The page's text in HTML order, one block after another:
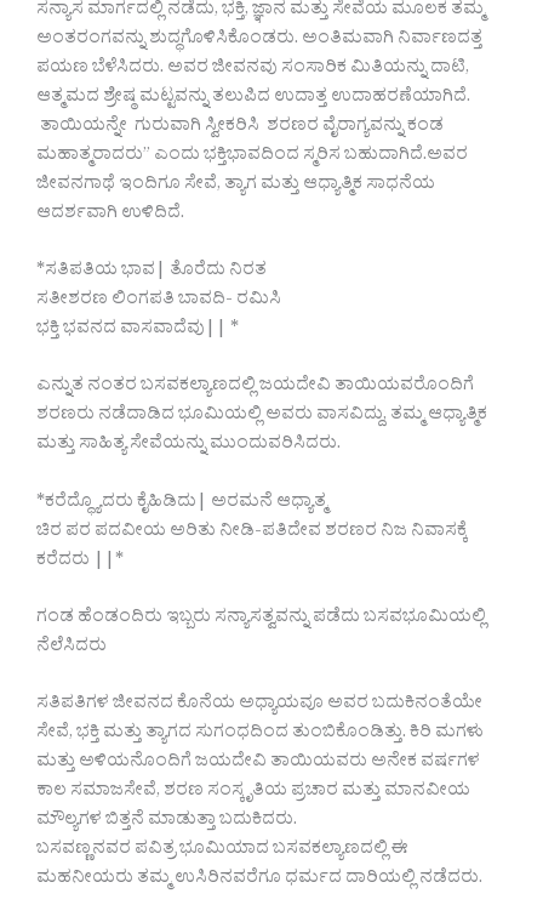
ಸನ್ಯಾಸ ಮಾರ್ಗದಲ್ಲಿ ನಡೆದು, ಭಕ್ತಿ, ಜ್ಞಾನ ಮತ್ತು ಸೇವೆಯ ಮೂಲಕ ತಮ್ಮ
ಅಂತರಂಗವನ್ನು ಶುದ್ಧಗೊಳಿಸಿಕೊಂಡರು. ಅಂತಿಮವಾಗಿ ನಿರ್ವಾಣದತ್ತ
ಪಯಣ ಬೆಳೆಸಿದರು. ಅವರ ಜೀವನವು ಸಂಸಾರಿಕ ಮಿತಿಯನ್ನು ದಾಟಿ,
ಆತ್ಮಮದ ಶ್ರೇಷ್ಠ ಮಟ್ಟವನ್ನು ತಲುಪಿದ ಉದಾತ್ತ ಉದಾಹರಣೆಯಾಗಿದೆ.
ತಾಯಿಯನ್ನೇ ಗುರುವಾಗಿ ಸ್ವೀಕರಿಸಿ ಶರಣರ ವೈರಾಗ್ಯವನ್ನು ಕಂಡ
ಮಹಾತ್ಮರಾದರು” ಎಂದು ಭಕ್ತಿಭಾವದಿಂದ ಸ್ಮರಿಸ ಬಹುದಾಗಿದೆ.ಅವರ
ಜೀವನಗಾಥೆ ಇಂದಿಗೂ ಸೇವೆ, ತ್ಯಾಗ ಮತ್ತು ಆಧ್ಯಾತ್ಮಿಕ ಸಾಧನೆಯ
ಆದರ್ಶವಾಗಿ ಉಳಿದಿದೆ.
*ಸತಿಪತಿಯ ಭಾವ| ತೊರೆದು ನಿರತ
ಸತೀಶರಣ ಲಿಂಗಪತಿ ಬಾವದಿ- ರಮಿಸಿ
ಭಕ್ತಿ ಭವನದ ವಾಸವಾದೆವು|| *
ಎನ್ನುತ ನಂತರ ಬಸವಕಲ್ಯಾಣದಲ್ಲಿ ಜಯದೇವಿ ತಾಯಿಯವರೊಂದಿಗೆ
ಶರಣರು ನಡೆದಾಡಿದ ಭೂಮಿಯಲ್ಲಿ ಅವರು ವಾಸವಿದ್ದು, ತಮ್ಮ ಆಧ್ಯಾತ್ಮಿಕ
ಮತ್ತು ಸಾಹಿತ್ಯ ಸೇವೆಯನ್ನು ಮುಂದುವರಿಸಿದರು.
*ಕರೆದ್ಧ್ಯೊದರು ಕೈಹಿಡಿದು| ಅರಮನೆ ಆಧ್ಯಾತ್ಮ
ಚಿರ ಪರ ಪದವೀಯ ಅರಿತು ನೀಡಿ-ಪತಿದೇವ ಶರಣರ ನಿಜ ನಿವಾಸಕ್ಕೆ
ಕರೆದರು ||*
ಗಂಡ ಹೆಂಡಂದಿರು ಇಬ್ಬರು ಸನ್ಯಾಸತ್ವವನ್ನು ಪಡೆದು ಬಸವಭೂಮಿಯಲ್ಲಿ
ನೆಲೆಸಿದರು
ಸತಿಪತಿಗಳ ಜೀವನದ ಕೊನೆಯ ಅಧ್ಯಾಯವೂ ಅವರ ಬದುಕಿನಂತೆಯೇ
ಸೇವೆ, ಭಕ್ತಿ ಮತ್ತು ತ್ಯಾಗದ ಸುಗಂಧದಿಂದ ತುಂಬಿಕೊಂಡಿತ್ತು. ಕಿರಿ ಮಗಳು
ಮತ್ತು ಅಳಿಯನೊಂದಿಗೆ ಜಯದೇವಿ ತಾಯಿಯವರು ಅನೇಕ ವರ್ಷಗಳ
ಕಾಲ ಸಮಾಜಸೇವೆ, ಶರಣ ಸಂಸ್ಕೃತಿಯ ಪ್ರಚಾರ ಮತ್ತು ಮಾನವೀಯ
ಮೌಲ್ಯಗಳ ಬಿತ್ತನೆ ಮಾಡುತ್ತಾ ಬದುಕಿದರು.
ಬಸವಣ್ಣನವರ ಪವಿತ್ರ ಭೂಮಿಯಾದ ಬಸವಕಲ್ಯಾಣದಲ್ಲಿ ಈ
ಮಹನೀಯರು ತಮ್ಮ ಉಸಿರಿನವರೆಗೂ ಧರ್ಮದ ದಾರಿಯಲ್ಲಿ ನಡೆದರು.